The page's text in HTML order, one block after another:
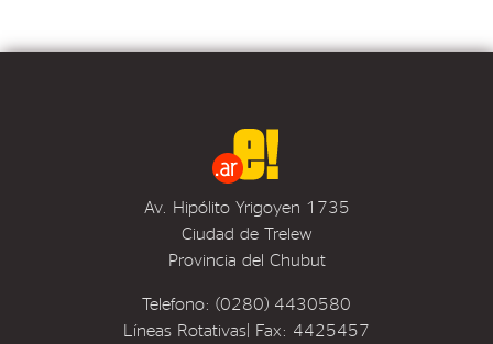
Av. Hipólito Yrigoyen 1735
Ciudad de Trelew
Provincia del Chubut
Telefono: (0280) 4430580
Líneas Rotativas| Fax: 4425457